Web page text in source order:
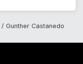
Gunther Castanedo